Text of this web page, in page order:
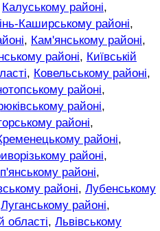
Калуському районі,
Каширському районі,
, Кам'янському районі,
районі, Київській
, Ковельському районі,
районі,
районі,
районі,
районі,
районі,
районі,
районі, Лубенському
Луганському районі,
області, Львівському